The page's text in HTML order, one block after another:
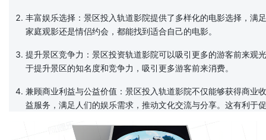
丰富娱乐选择：景区投入轨道影院提供了多样化的电影选择，满
家庭观影还是情侣约会，都能找到适合自己的电影。
提升景区竞争力：景区投资轨道影院可以吸引更多的游客前来观
于提升景区的知名度和竞争力，吸引更多游客前来消费。
兼顾商业利益与公益价值：景区投入轨道影院不仅能够获得商业
益服务，满足人们的娱乐需求，推动文化交流与分享。这有利于